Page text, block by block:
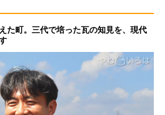
た町。三代で培った瓦の知見を、現代